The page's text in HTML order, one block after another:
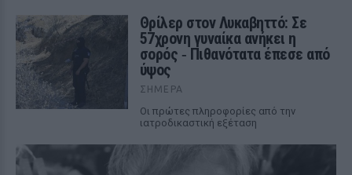
Θρίλερ στον Λυκαβηττό: Σε
57χρονη γυναίκα ανήκει η
σορός ‑ Πιθανότατα έπεσε από
ύψος
ΣΉΜΕΡΑ
Οι πρώτες πληροφορίες από την
ιατροδικαστική εξέταση